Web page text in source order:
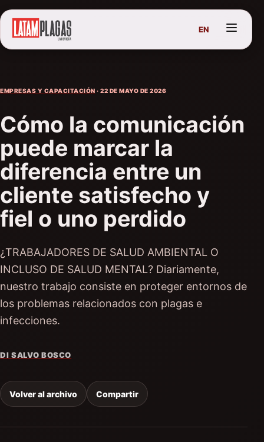
EN
EMPRESAS Y CAPACITACIÓN · 22 DE MAYO DE 2026
Cómo la comunicación
puede marcar la
diferencia entre un
cliente satisfecho y
fiel o uno perdido
¿TRABAJADORES DE SALUD AMBIENTAL O
INCLUSO DE SALUD MENTAL? Diariamente,
nuestro trabajo consiste en proteger entornos de
los problemas relacionados con plagas e
infecciones.
DI SALVO BOSCO
Volver al archivo Compartir